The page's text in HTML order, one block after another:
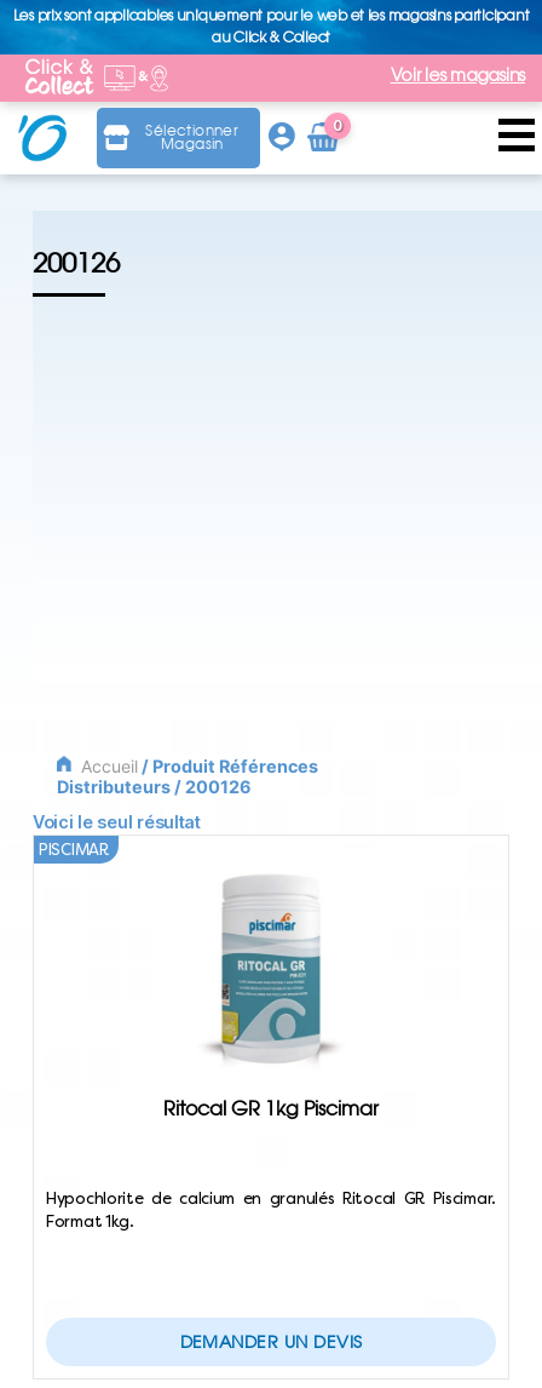
Les prix sont applicables uniquement pour le web et les magasins participant
au Click & Collect
Voir les magasins
Sélectionner
Magasin
0
Arti
cle
200126
Accueil/ Produit Références
Distributeurs / 200126
Voici le seul résultat
Ritocal GR 1kg Piscimar
PISCIMAR
Hypochlorite de calcium en granulés Ritocal GR Piscimar.
Format 1kg.
DEMANDER UN DEVIS